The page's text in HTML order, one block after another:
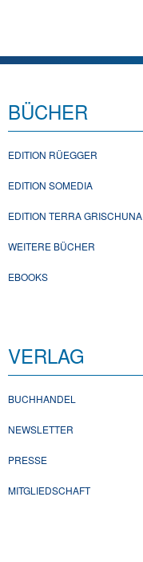
BÜCHER
EDITION RÜEGGER
EDITION SOMEDIA
EDITION TERRA GRISCHUNA
WEITERE BÜCHER
EBOOKS
VERLAG
BUCHHANDEL
NEWSLETTER
PRESSE
MITGLIEDSCHAFT